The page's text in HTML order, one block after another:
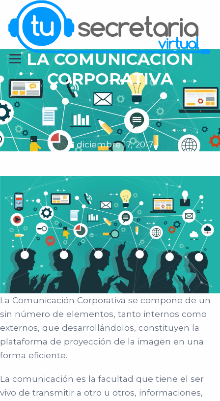
LA COMUNICACIÓN
CORPORATIVA
diciembre 17, 2017
La Comunicación Corporativa se compone de un
sin número de elementos, tanto internos como
externos, que desarrollándolos, constituyen la
plataforma de proyección de la imagen en una
forma eficiente.
La comunicación es la facultad que tiene el ser
vivo de transmitir a otro u otros, informaciones,